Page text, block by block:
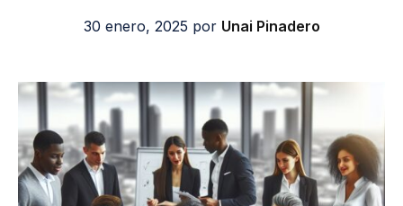
30 enero, 2025 por Unai Pinadero